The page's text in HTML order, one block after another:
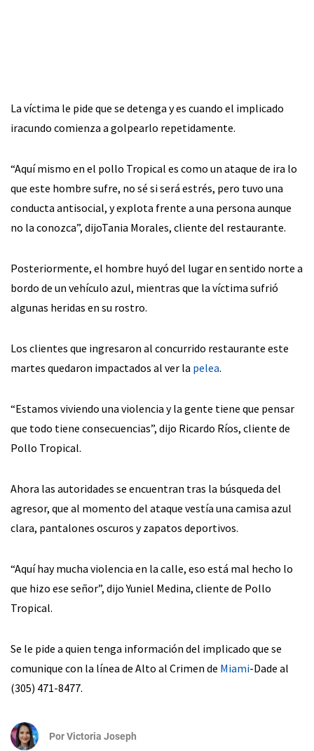
La víctima le pide que se detenga y es cuando el implicado
iracundo comienza a golpearlo repetidamente.
“Aquí mismo en el pollo Tropical es como un ataque de ira lo
que este hombre sufre, no sé si será estrés, pero tuvo una
conducta antisocial, y explota frente a una persona aunque
no la conozca”, dijoTania Morales, cliente del restaurante.
Posteriormente, el hombre huyó del lugar en sentido norte a
bordo de un vehículo azul, mientras que la víctima sufrió
algunas heridas en su rostro.
Los clientes que ingresaron al concurrido restaurante este
martes quedaron impactados al ver la pelea.
“Estamos viviendo una violencia y la gente tiene que pensar
que todo tiene consecuencias”, dijo Ricardo Ríos, cliente de
Pollo Tropical.
Ahora las autoridades se encuentran tras la búsqueda del
agresor, que al momento del ataque vestía una camisa azul
clara, pantalones oscuros y zapatos deportivos.
“Aquí hay mucha violencia en la calle, eso está mal hecho lo
que hizo ese señor”, dijo Yuniel Medina, cliente de Pollo
Tropical.
Se le pide a quien tenga información del implicado que se
comunique con la línea de Alto al Crimen de Miami-Dade al
(305) 471-8477.
PorVictoria Joseph